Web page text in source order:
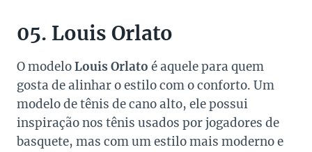
05. Louis Orlato
O modeloLouis Orlato é aquele para quem
gosta de alinhar o estilo com o conforto. Um
modelo de tênis de cano alto, ele possui
inspiração nos tênis usados por jogadores de
basquete, mas com um estilo mais moderno e